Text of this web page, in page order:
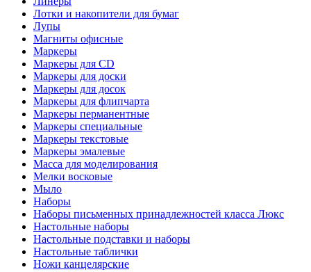
Лотки и накопители для бумаг
Лупы
Магниты офисные
Маркеры
Маркеры для CD
Маркеры для доски
Маркеры для досок
Маркеры для флипчарта
Маркеры перманентные
Маркеры специальные
Маркеры текстовые
Маркеры эмалевые
Масса для моделирования
Мелки восковые
Мыло
Наборы
Наборы письменных принадлежностей класса Люкс
Настольные наборы
Настольные подставки и наборы
Настольные таблички
Ножи канцелярские